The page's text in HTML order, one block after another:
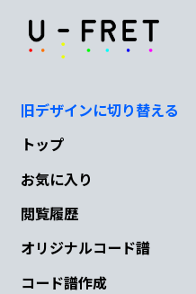
旧デザインに切り替える
トップ
お気に入り
閲覧履歴
オリジナルコード譜
コード譜作成